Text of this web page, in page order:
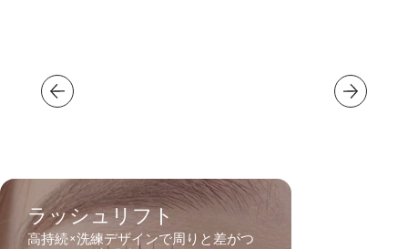
ラッシュリフト
高持続×洗練デザインで周りと差がつ